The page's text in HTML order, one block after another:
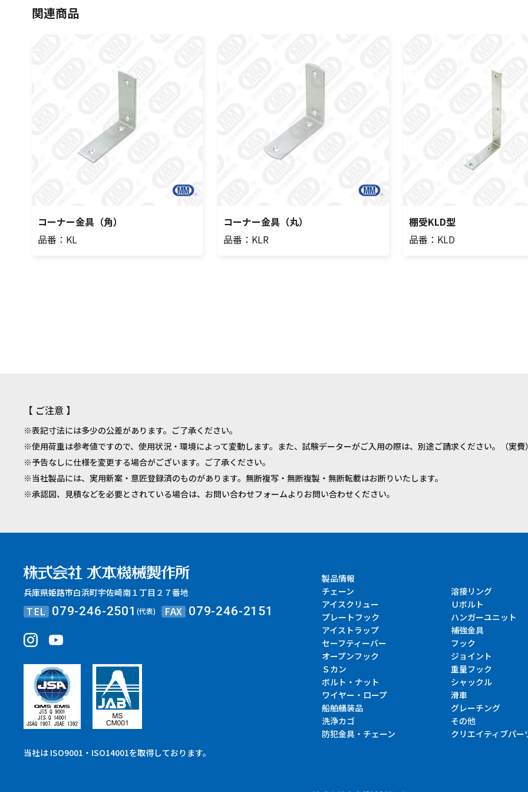
関連商品
コーナー金具（角）
品番：KL
コーナー金具（丸）
品番：KLR
棚受KLD型
品番：KLD
【 ご注意 】
※表記寸法には多少の公差があります。ご了承ください。
※使用荷重は参考値ですので、使用状況・環境によって変動します。また、試験データーがご入用の際は、別途ご請求ください。（実費
※予告なしに仕様を変更する場合がございます。ご了承ください。
※当社製品には、実用新案・意匠登録済のものがあります。無断複写・無断複製・無断転載はお断りいたします。
※承認図、見積などを必要とされている場合は、お問い合わせフォームよりお問い合わせください。
兵庫県姫路市白浜町宇佐崎南１丁目２７番地
TEL 079-246-2501(代表) FAX 079-246-2151
当社は ISO9001・ISO14001を取得しております。
製品情報
チェーン
溶接リング
アイスクリュー
Ｕボルト
プレートフック
ハンガーユニット
アイストラップ
補強金具
セーフティーバー
フック
オープンフック
ジョイント
Ｓカン
重量フック
ボルト・ナット
シャックル
ワイヤー・ロープ
滑車
船舶艤装品
グレーチング
洗浄カゴ
その他
防犯金具・チェーン
クリエイティブパー